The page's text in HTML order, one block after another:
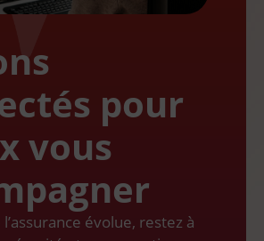
pour
vous
évolue, restez à